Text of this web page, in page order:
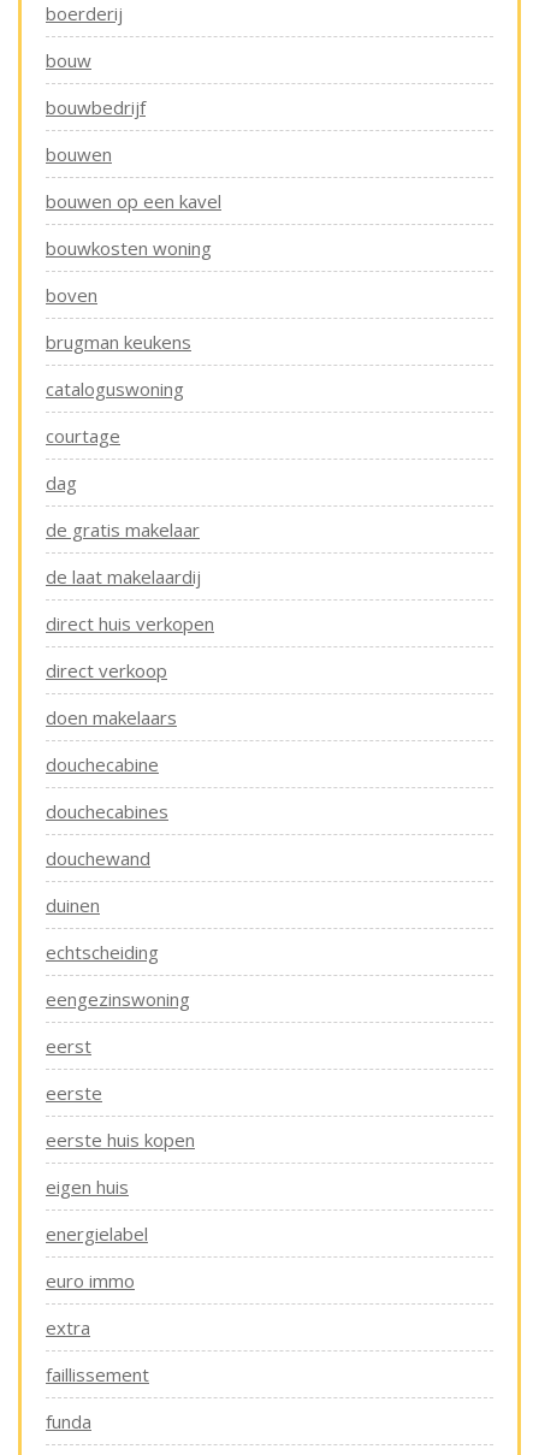
boerderij
bouw
bouwbedrijf
bouwen
bouwen op een kavel
bouwkosten woning
boven
brugman keukens
cataloguswoning
courtage
dag
de gratis makelaar
de laat makelaardij
direct huis verkopen
direct verkoop
doen makelaars
douchecabine
douchecabines
douchewand
duinen
echtscheiding
eengezinswoning
eerst
eerste
eerste huis kopen
eigen huis
energielabel
euro immo
extra
faillissement
funda